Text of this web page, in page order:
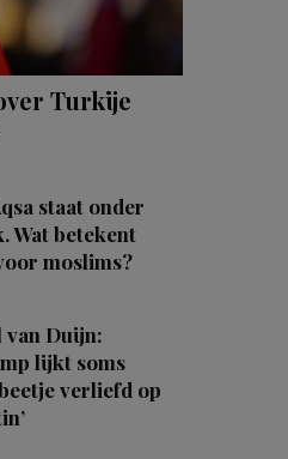
Turkije
staat onder
Wat betekent
moslims?
van Duijn:
lijkt soms
verliefd op